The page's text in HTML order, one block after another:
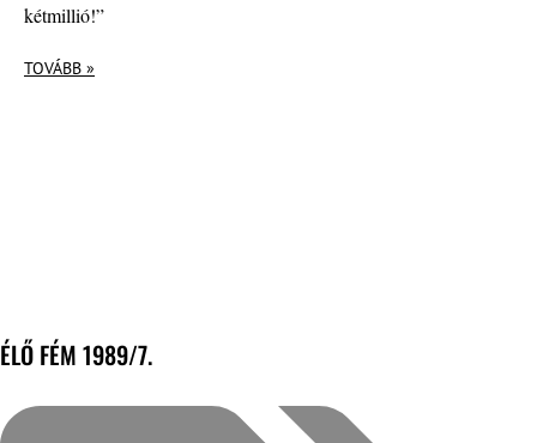
kétmillió!”
TOVÁBB »
ÉLŐ FÉM 1989/7.